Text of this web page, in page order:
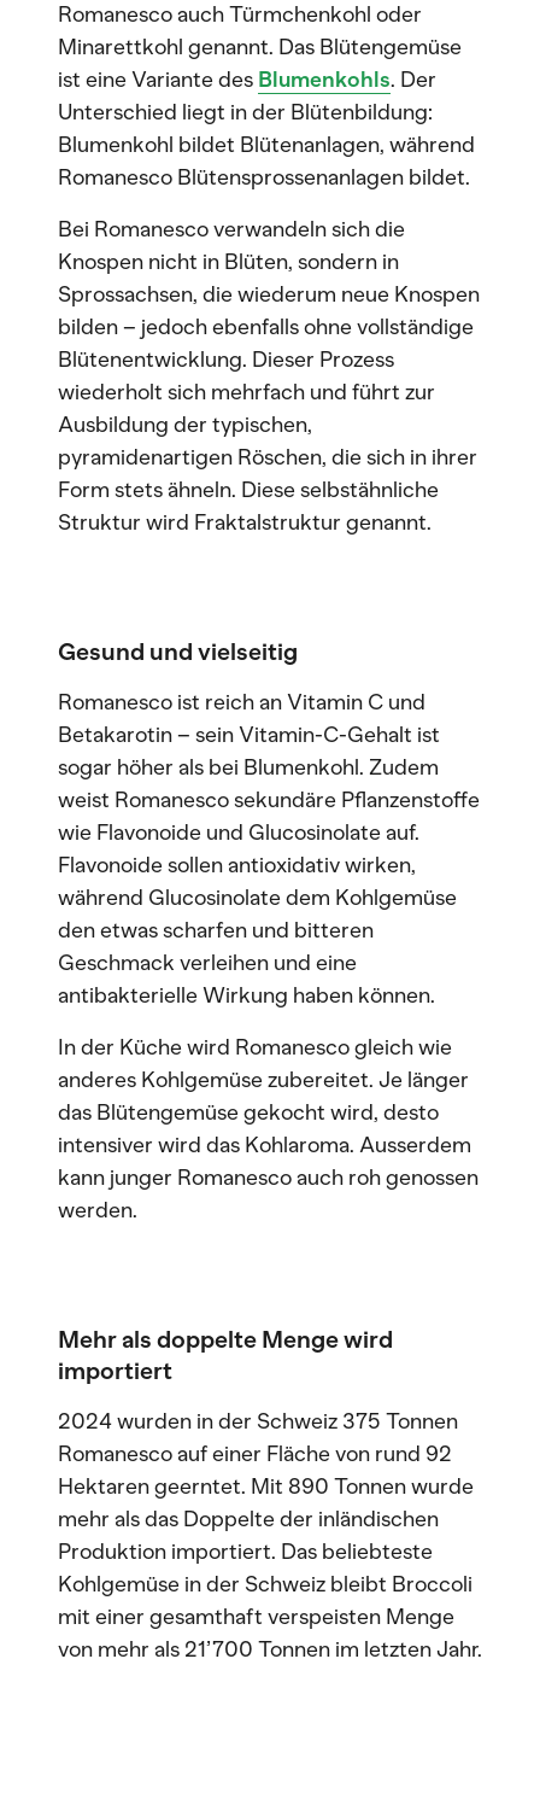
Romanesco auch Türmchenkohl oder
Minarettkohl genannt. Das Blütengemüse
ist eine Variante des Blumenkohls. Der
Unterschied liegt in der Blütenbildung:
Blumenkohl bildet Blütenanlagen, während
Romanesco Blütensprossenanlagen bildet.
Bei Romanesco verwandeln sich die
Knospen nicht in Blüten, sondern in
Sprossachsen, die wiederum neue Knospen
bilden – jedoch ebenfalls ohne vollständige
Blütenentwicklung. Dieser Prozess
wiederholt sich mehrfach und führt zur
Ausbildung der typischen,
pyramidenartigen Röschen, die sich in ihrer
Form stets ähneln. Diese selbstähnliche
Struktur wird Fraktalstruktur genannt.
Gesund und vielseitig
Romanesco ist reich an Vitamin C und
Betakarotin – sein Vitamin-C-Gehalt ist
sogar höher als bei Blumenkohl. Zudem
weist Romanesco sekundäre Pflanzenstoffe
wie Flavonoide und Glucosinolate auf.
Flavonoide sollen antioxidativ wirken,
während Glucosinolate dem Kohlgemüse
den etwas scharfen und bitteren
Geschmack verleihen und eine
antibakterielle Wirkung haben können.
In der Küche wird Romanesco gleich wie
anderes Kohlgemüse zubereitet. Je länger
das Blütengemüse gekocht wird, desto
intensiver wird das Kohlaroma. Ausserdem
kann junger Romanesco auch roh genossen
werden.
Mehr als doppelte Menge wird
importiert
2024 wurden in der Schweiz 375 Tonnen
Romanesco auf einer Fläche von rund 92
Hektaren geerntet. Mit 890 Tonnen wurde
mehr als das Doppelte der inländischen
Produktion importiert. Das beliebteste
Kohlgemüse in der Schweiz bleibt Broccoli
mit einer gesamthaft verspeisten Menge
von mehr als 21’700 Tonnen im letzten Jahr.